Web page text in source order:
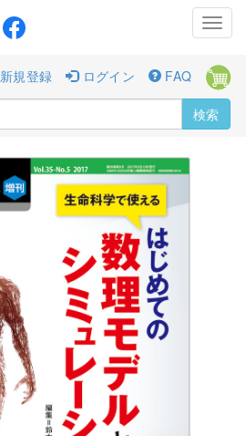
新規登録
ログイン FAQ
検索